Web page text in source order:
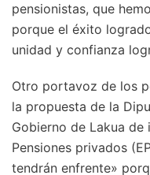
pensionistas, que
porque el éxito
unidad y confianza
Otro portavoz de los
la propuesta de la
Gobierno de Lakua de
Pensiones privados
tendrán enfrente»